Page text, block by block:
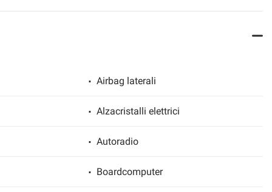
Airbag laterali
Alzacristalli elettrici
Autoradio
Boardcomputer